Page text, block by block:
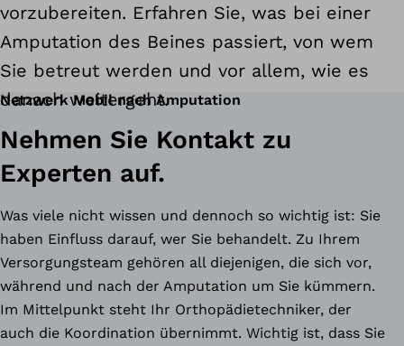
vorzubereiten. Erfahren Sie, was bei einer
Amputation des Beines passiert, von wem
Sie betreut werden und vor allem, wie es
danach weitergeht.
Netzwerk Mobil nach Amputation
Nehmen Sie Kontakt zu
Experten auf.
Was viele nicht wissen und dennoch so wichtig ist: Sie
haben Einfluss darauf, wer Sie behandelt. Zu Ihrem
Versorgungsteam gehören all diejenigen, die sich vor,
während und nach der Amputation um Sie kümmern.
Im Mittelpunkt steht Ihr Orthopädietechniker, der
auch die Koordination übernimmt. Wichtig ist, dass Sie